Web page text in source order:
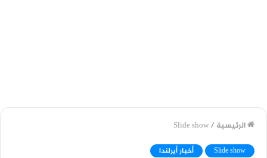
الرئيسية /
Slide show
Slide show أخبار أيرلندا